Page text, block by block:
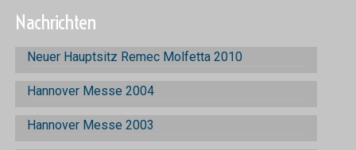
Nachrichten
Neuer Hauptsitz Remec Molfetta 2010
Hannover Messe 2004
Hannover Messe 2003